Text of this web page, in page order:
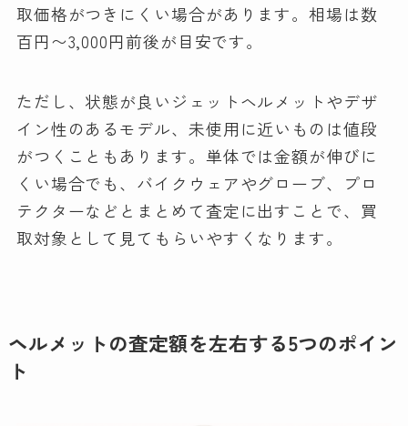
取価格がつきにくい場合があります。相場は数
百円〜3,000円前後が目安です。
ただし、状態が良いジェットヘルメットやデザ
イン性のあるモデル、未使用に近いものは値段
がつくこともあります。単体では金額が伸びに
くい場合でも、バイクウェアやグローブ、プロ
テクターなどとまとめて査定に出すことで、買
取対象として見てもらいやすくなります。
ヘルメットの査定額を左右する5つのポイン
ト